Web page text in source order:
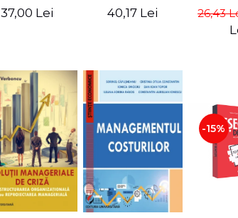
organizatiei
37,00 Lei 40,17 Lei 26,43
-15%